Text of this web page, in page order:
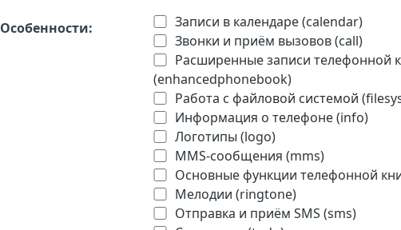
Особенности:
Записи в календаре (calendar)
Звонки и приём вызовов (call)
Расширенные записи телефонной
(enhancedphonebook)
Работа с файловой системой
Информация о телефоне (info)
Логотипы (logo)
MMS-сообщения (mms)
Основные функции телефонной
Мелодии (ringtone)
Отправка и приём SMS (sms)